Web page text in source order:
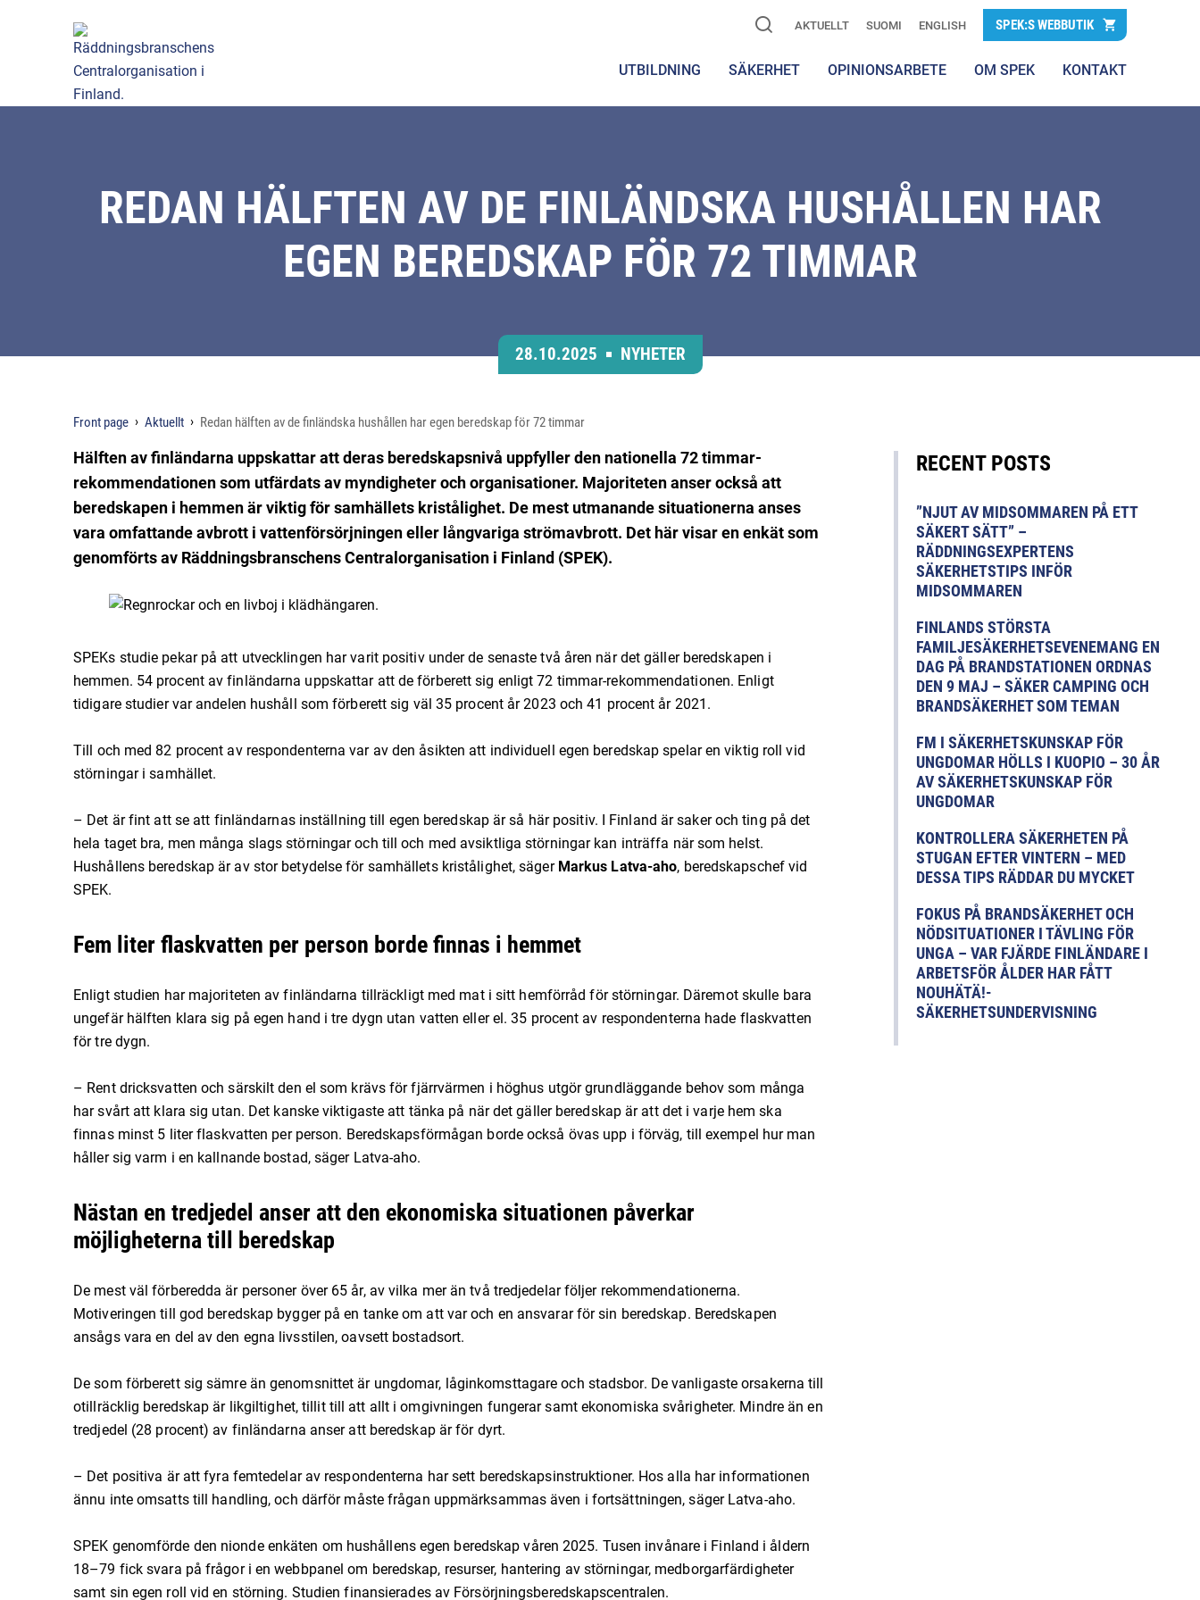
AKTUELLT SUOMI ENGLISH SPEK:S WEBBUTIK
UTBILDNING SÄKERHET OPINIONSARBETE OM SPEK KONTAKT
REDAN HÄLFTEN AV DE FINLÄNDSKA HUSHÅLLEN HAR
EGEN BEREDSKAP FÖR 72 TIMMAR
28.10.2025 NYHETER
Front page Aktuellt Redan hälften av de finländska hushållen har egen beredskap för 72 timmar
Hälften av finländarna uppskattar att deras beredskapsnivå uppfyller den nationella 72 timmar-
rekommendationen som utfärdats av myndigheter och organisationer. Majoriteten anser också att
beredskapen i hemmen är viktig för samhällets kristålighet. De mest utmanande situationerna anses
vara omfattande avbrott i vattenförsörjningen eller långvariga strömavbrott. Det här visar en enkät som
genomförts av Räddningsbranschens Centralorganisation i Finland (SPEK).
SPEKs studie pekar på att utvecklingen har varit positiv under de senaste två åren när det gäller beredskapen i
hemmen. 54 procent av finländarna uppskattar att de förberett sig enligt 72 timmar-rekommendationen. Enligt
tidigare studier var andelen hushåll som förberett sig väl 35 procent år 2023 och 41 procent år 2021.
Till och med 82 procent av respondenterna var av den åsikten att individuell egen beredskap spelar en viktig roll vid
störningar i samhället.
– Det är fint att se att finländarnas inställning till egen beredskap är så här positiv. I Finland är saker och ting på det
hela taget bra, men många slags störningar och till och med avsiktliga störningar kan inträffa när som helst.
Hushållens beredskap är av stor betydelse för samhällets kristålighet, säger Markus Latva-aho, beredskapschef vid
SPEK.
Fem liter flaskvatten per person borde finnas i hemmet
Enligt studien har majoriteten av finländarna tillräckligt med mat i sitt hemförråd för störningar. Däremot skulle bara
ungefär hälften klara sig på egen hand i tre dygn utan vatten eller el. 35 procent av respondenterna hade flaskvatten
för tre dygn.
– Rent dricksvatten och särskilt den el som krävs för fjärrvärmen i höghus utgör grundläggande behov som många
har svårt att klara sig utan. Det kanske viktigaste att tänka på när det gäller beredskap är att det i varje hem ska
finnas minst 5 liter flaskvatten per person. Beredskapsförmågan borde också övas upp i förväg, till exempel hur man
håller sig varm i en kallnande bostad, säger Latva-aho.
Nästan en tredjedel anser att den ekonomiska situationen påverkar
möjligheterna till beredskap
De mest väl förberedda är personer över 65 år, av vilka mer än två tredjedelar följer rekommendationerna.
Motiveringen till god beredskap bygger på en tanke om att var och en ansvarar för sin beredskap. Beredskapen
ansågs vara en del av den egna livsstilen, oavsett bostadsort.
De som förberett sig sämre än genomsnittet är ungdomar, låginkomsttagare och stadsbor. De vanligaste orsakerna till
otillräcklig beredskap är likgiltighet, tillit till att allt i omgivningen fungerar samt ekonomiska svårigheter. Mindre än en
tredjedel (28 procent) av finländarna anser att beredskap är för dyrt.
– Det positiva är att fyra femtedelar av respondenterna har sett beredskapsinstruktioner. Hos alla har informationen
ännu inte omsatts till handling, och därför måste frågan uppmärksammas även i fortsättningen, säger Latva-aho.
SPEK genomförde den nionde enkäten om hushållens egen beredskap våren 2025. Tusen invånare i Finland i åldern
18–79 fick svara på frågor i en webbpanel om beredskap, resurser, hantering av störningar, medborgarfärdigheter
samt sin egen roll vid en störning. Studien finansierades av Försörjningsberedskapscentralen.
RECENT POSTS
”NJUT AV MIDSOMMAREN PÅ ETT
SÄKERT SÄTT” –
RÄDDNINGSEXPERTENS
SÄKERHETSTIPS INFÖR
MIDSOMMAREN
FINLANDS STÖRSTA
FAMILJESÄKERHETSEVENEMANG EN
DAG PÅ BRANDSTATIONEN ORDNAS
DEN 9 MAJ – SÄKER CAMPING OCH
BRANDSÄKERHET SOM TEMAN
FM I SÄKERHETSKUNSKAP FÖR
UNGDOMAR HÖLLS I KUOPIO – 30 ÅR
AV SÄKERHETSKUNSKAP FÖR
UNGDOMAR
KONTROLLERA SÄKERHETEN PÅ
STUGAN EFTER VINTERN – MED
DESSA TIPS RÄDDAR DU MYCKET
FOKUS PÅ BRANDSÄKERHET OCH
NÖDSITUATIONER I TÄVLING FÖR
UNGA – VAR FJÄRDE FINLÄNDARE I
ARBETSFÖR ÅLDER HAR FÅTT
NOUHÄTÄ!-
SÄKERHETSUNDERVISNING